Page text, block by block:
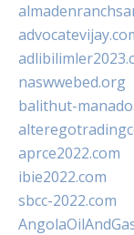
naswwebed.org
balithut-
aprce2022.com
ibie2022.com
sbcc-2022.com